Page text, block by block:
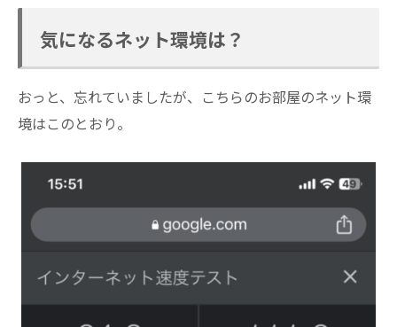
気になるネット環境は？
おっと、忘れていましたが、こちらのお部屋のネット環
境はこのとおり。